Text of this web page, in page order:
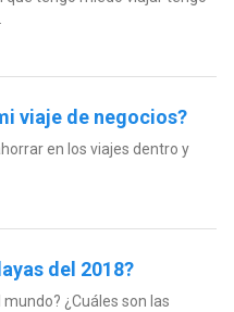
viaje de negocios?
en los viajes dentro y
del 2018?
¿Cuáles son las